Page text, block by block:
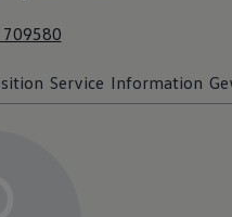
Service Information